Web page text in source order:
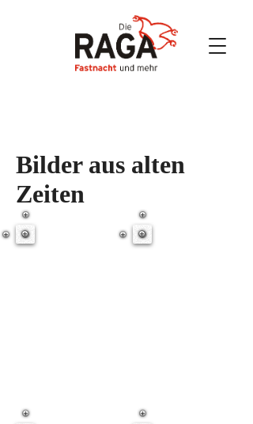
Bilder aus alten
Zeiten